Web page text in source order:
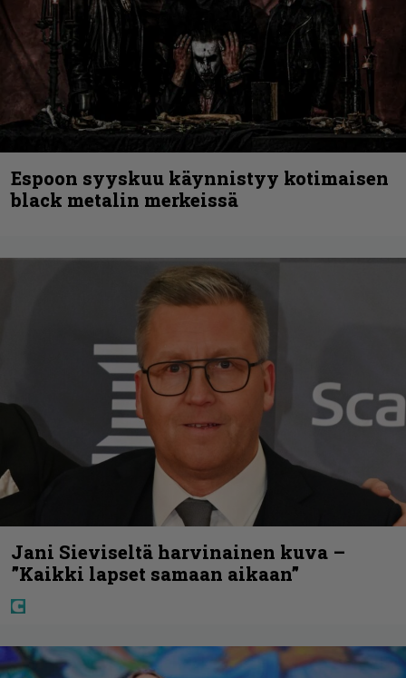
Espoon syyskuu käynnistyy kotimaisen
black metalin merkeissä
Jani Sieviseltä harvinainen kuva –
”Kaikki lapset samaan aikaan”